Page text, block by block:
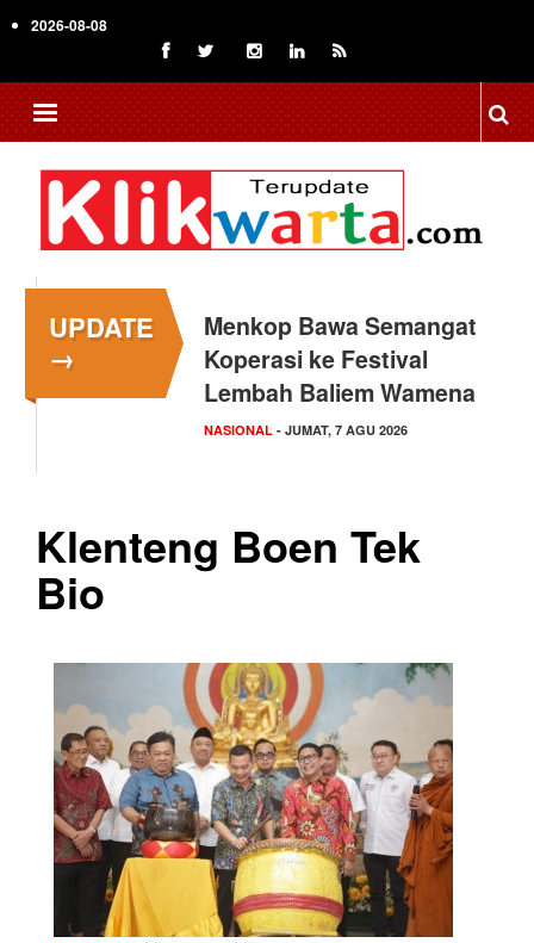
to
content
2026-08-08
UPDATE
→
Menkop Bawa Semangat
Koperasi ke Festival
Lembah Baliem Wamena
NASIONAL - JUMAT, 7 AGU 2026
Tingkatkan Daya Saing
Indonesia, BRIN Fokus
Kembangkan Teknologi…
NASIONAL - JUMAT, 7 AGU 2026
Klenteng Boen Tek
Bio